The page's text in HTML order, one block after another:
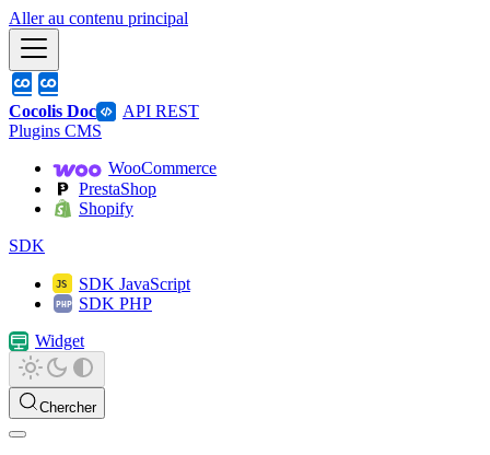
Aller au contenu principal
Cocolis Doc
API REST
Plugins CMS
WooCommerce
PrestaShop
Shopify
SDK
SDK JavaScript
SDK PHP
Widget
Chercher